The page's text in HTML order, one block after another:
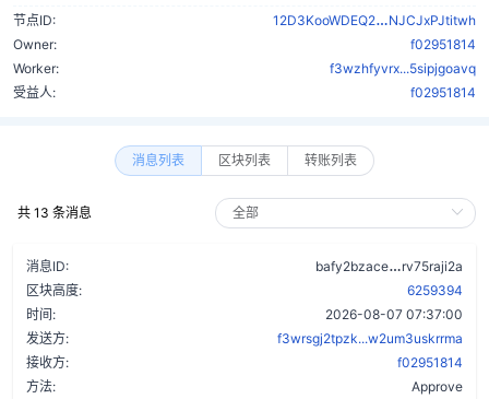
节点ID:
12D3KooWDEQ2
NJCJxPJtitwh
Owner:
f02951814
Worker:
f3wzhfyvrx...5sipjgoavq
受益人:
f02951814
消息列表 区块列表 转账列表
共 13 条消息
消息ID: bafy2bzace
rv75raji2a
区块高度:
6259394
时间:
2026-08-07 07:37:00
发送方:
f3wrsgj2tpzk...w2um3uskrrma
接收方:
f02951814
方法:
Approve